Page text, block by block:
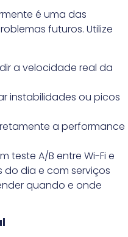
é uma das
futuros. Utilize
a velocidade real da
instabilidades ou picos
a performance
teste A/B entre Wi-Fi e
do dia e com serviços
quando e onde